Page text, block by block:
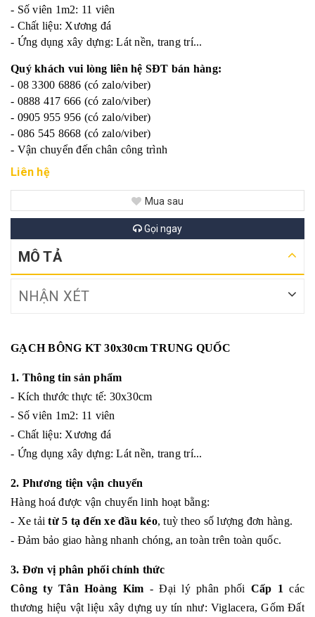
- Số viên 1m2: 11 viên
- Chất liệu: Xương đá
- Ứng dụng xây dựng: Lát nền, trang trí...
Quý khách vui lòng liên hệ SĐT bán hàng:
- 08 3300 6886 (có zalo/viber)
- 0888 417 666 (có zalo/viber)
- 0905 955 956 (có zalo/viber)
- 086 545 8668 (có zalo/viber)
- Vận chuyển đến chân công trình
Liên hệ
Mua sau
Gọi ngay
MÔ TẢ
NHẬN XÉT
GẠCH BÔNG KT 30x30cm TRUNG QUỐC
1. Thông tin sản phẩm
- Kích thước thực tế: 30x30cm
- Số viên 1m2: 11 viên
- Chất liệu: Xương đá
- Ứng dụng xây dựng: Lát nền, trang trí...
2. Phương tiện vận chuyển
Hàng hoá được vận chuyển linh hoạt bằng:
- Xe tảitừ 5 tạ đến xe đầu kéo, tuỳ theo số lượng đơn hàng.
- Đảm bảo giao hàng nhanh chóng, an toàn trên toàn quốc.
3. Đơn vị phân phối chính thức
Công ty Tân Hoàng Kim - Đại lý phân phối Cấp 1 các
thương hiệu vật liệu xây dựng uy tín như: Viglacera, Gốm Đất